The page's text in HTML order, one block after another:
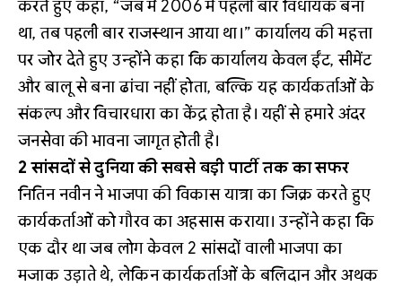
करते हुए कहा, “जब मैं 2006 में पहली बार विधायक बना
था, तब पहली बार राजस्थान आया था।” कार्यालय की महत्ता
पर जोर देते हुए उन्होंने कहा कि कार्यालय केवल ईंट, सीमेंट
और बालू से बना ढांचा नहीं होता, बल्कि यह कार्यकर्ताओं के
संकल्प और विचारधारा का केंद्र होता है। यहीं से हमारे अंदर
जनसेवा की भावना जागृत होती है।
2 सांसदों से दुनिया की सबसे बड़ी पार्टी तक का सफर
नितिन नवीन ने भाजपा की विकास यात्रा का जिक्र करते हुए
कार्यकर्ताओं को गौरव का अहसास कराया। उन्होंने कहा कि
एक दौर था जब लोग केवल 2 सांसदों वाली भाजपा का
मजाक उड़ाते थे, लेकिन कार्यकर्ताओं के बलिदान और अथक